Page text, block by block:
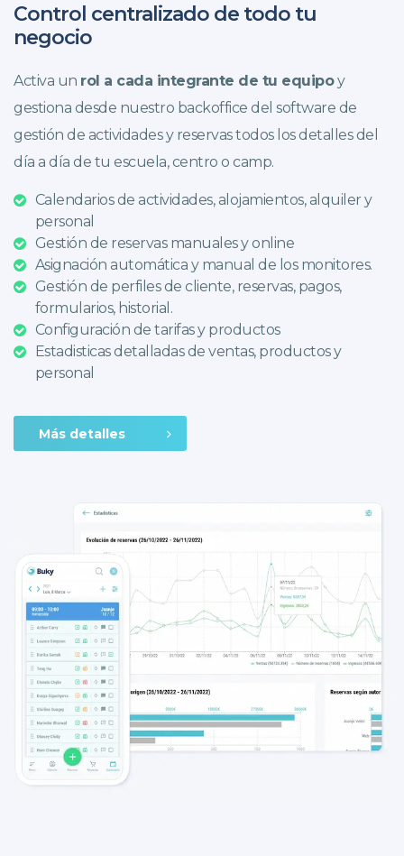
Control centralizado de todo tu
negocio
Activa un rol a cada integrante de tu equipoy
gestiona desde nuestro backoffice del software de
gestión de actividades y reservas todos los detalles del
día a día de tu escuela, centro o camp.
Calendarios de actividades, alojamientos, alquiler y
personal
Gestión de reservas manuales y online
Asignación automática y manual de los monitores.
Gestión de perfiles de cliente, reservas, pagos,
formularios, historial.
Configuración de tarifas y productos
Estadisticas detalladas de ventas, productos y
personal
Más detalles